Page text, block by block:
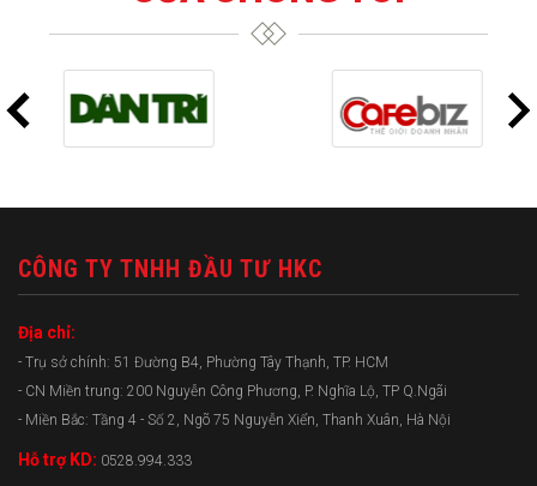
CÔNG TY TNHH ĐẦU TƯ HKC
Địa chỉ:
- Trụ sở chính: 51 Đường B4, Phường Tây Thạnh, TP. HCM
- CN Miền trung: 200 Nguyễn Công Phương, P. Nghĩa Lộ, TP Q.Ngãi
- Miền Bắc: Tầng 4 - Số 2, Ngõ 75 Nguyễn Xiển, Thanh Xuân, Hà Nội
Hỗ trợ KD: 0528.994.333